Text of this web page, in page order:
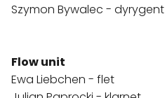
Szymon Bywalec - dyrygent
Flow unit
Ewa Liebchen - flet